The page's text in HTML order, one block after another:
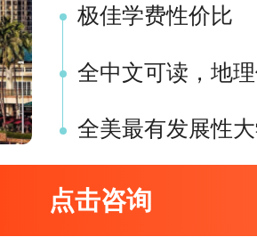
极佳学费性价比
全中文可读，地
全美最有发展性
点击咨询